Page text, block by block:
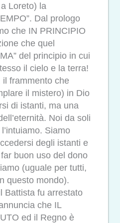
Loreto) la
Dal prologo
che IN PRINCIPIO
che quel
del principio in cui
il cielo e la terra!
il frammento che
il mistero) in Dio
di istanti, ma una
Noi da soli
Siamo
degli istanti e
buon uso del dono
(uguale per tutti,
questo mondo).
Battista fu arrestato
che IL
ed il Regno è